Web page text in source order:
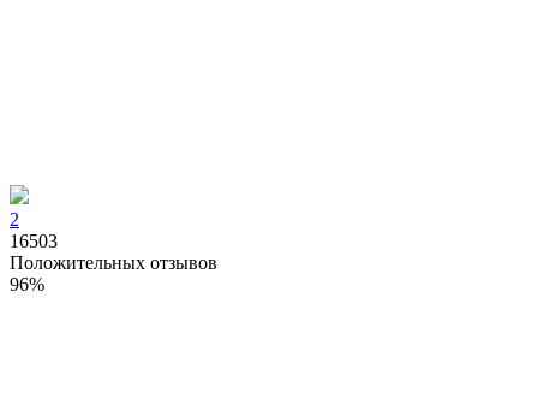
2
16503
Положительных отзывов
96%